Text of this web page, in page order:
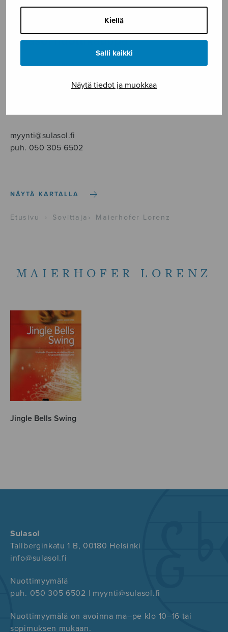
Kiellä
Salli kaikki
Näytä tiedot ja muokkaa
YLEINEN
Sulasol nuottikauppa
Myymälä avoinna
00180 Helsinki
myynti@sulasol.fi
puh. 050 305 6502
NÄYTÄ KARTALLA
Etusivu › Sovittaja › Maierhofer Lorenz
MAIERHOFER LORENZ
Jingle Bells Swing
Sulasol
Tallberginkatu 1 B, 00180 Helsinki
info@sulasol.fi
Nuottimyymälä
puh. 050 305 6502 | myynti@sulasol.fi
Nuottimyymälä on avoinna ma–pe klo 10–16 tai
sopimuksen mukaan.